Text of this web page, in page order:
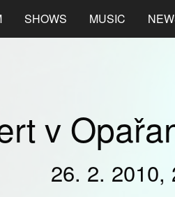
SHOWS MUSIC
v
26. 2. 2010,